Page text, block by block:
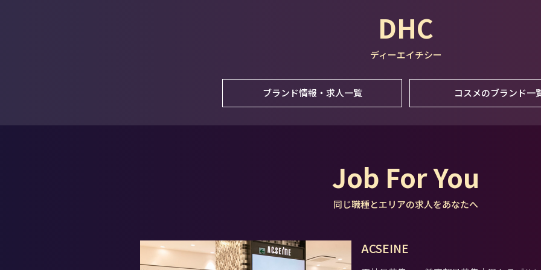
DHC
ディーエイチシー
ブランド情報・求人一覧 コスメのブランド一
Job For You
同じ職種とエリアの求人をあなたへ
ACSEINE